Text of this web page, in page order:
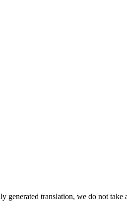
generated translation, we do not